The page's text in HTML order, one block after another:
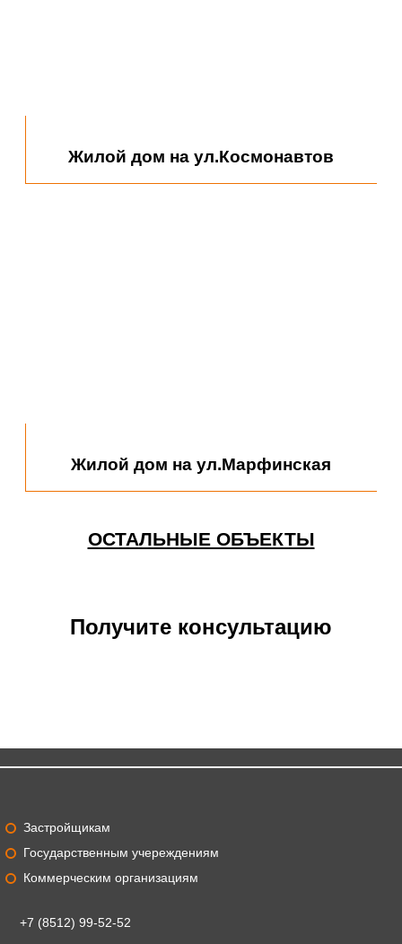
Жилой дом на ул.Космонавтов
Жилой дом на ул.Марфинская
Аэропорт
Театр юного зрителя
Административное здание на ул.
Латышева
Азимут отель
ОСТАЛЬНЫЕ ОБЪЕКТЫ
Получите консультацию
Застройщикам
Государственным учереждениям
Коммерческим организациям
+7 (8512) 99-52-52